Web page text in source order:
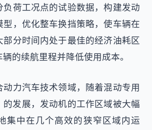
负荷工况点的试验数据，构建发动
，优化整车换挡策略，使车辆在
部分时间内处于最佳的经济油耗区
的续航里程并降低使用成本。
力汽车技术领域，随着混动专用
的发展，发动机的工作区域被大幅
集中在几个高效的狭窄区域内运